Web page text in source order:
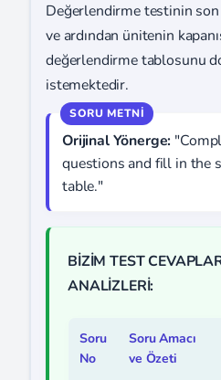
Değerlendirme testinin son
ve ardından ünitenin
değerlendirme tablosunu
istemektedir.
Orijinal Yönerge:
questions and fill in the
table."
BİZİM TEST
ANALİZLERİ:
Soru
No
Soru Amacı
ve Özeti